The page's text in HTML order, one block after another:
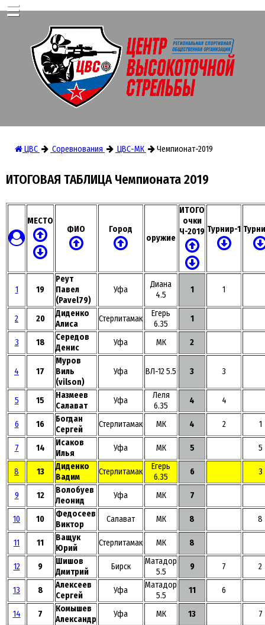
☰
ЦВС Соревнования ЦВС-МК Чемпионат-2019
ИТОГОВАЯ ТАБЛИЦА Чемпионата 2019
МЕСТО
ФИО
Город
оружие
ИТОГО
очки
Ч-2019 Турнир-1
1 19
Реут
Павел
(Pavel79)
Уфа
Диана
4.5
1 1
2 20
Диденко
Алиса
Стерлитамак
Егерь
6.35
1
3 18
Середов
Денис
Уфа МК 2
4 17
Муров
Виль
(vilson)
Уфа ВЛ-12 5.5 3 3
5 15
Назмеев
Салават
Уфа
Леля
6.35
4 4
6 16
Богдан
Сергей
Стерлитамак МК 4 2 1
7 14
Исаков
Илья
Уфа МК 5 5
8 13
Диденко
Вадим
Стерлитамак
Егерь
6.35
6 3
9 12
Волобуев
Леонид
Уфа МК 7
10 10
Федосеев
Виктор
Салават МК 8 8
11 11
Ващук
Юрий
Стерлитамак МК 8
12 9
Шишов
Дмитрий
Бирск
Матадор
5.5
9 7 2
13 8
Алексеев
Сергей
Уфа
Матадор
5.5
11 6
14 7
Комышев
Александр
Уфа МК 13 7